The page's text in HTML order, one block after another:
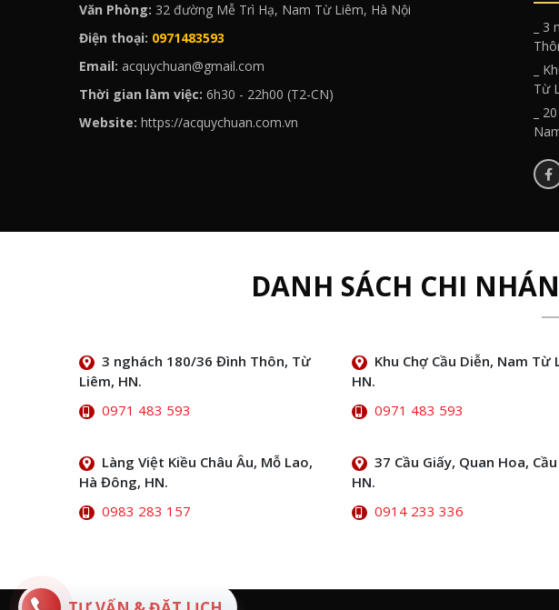
Văn Phòng: 32 đường Mễ Trì Hạ, Nam Từ Liêm, Hà Nội
Điện thoại: 0971483593
Email: acquychuan@gmail.com
Thời gian làm việc: 6h30 - 22h00 (T2-CN)
Website: https://acquychuan.com.vn
_
_
Từ
_
DANH SÁCH CHI
3 nghách 180/36 Đình Thôn, Từ
Liêm, HN.
0971 483 593
Khu Chợ Cầu Diễn, Nam Từ
HN.
0971 483 593
Làng Việt Kiều Châu Âu, Mỗ Lao,
Hà Đông, HN.
0983 283 157
37 Cầu Giấy, Quan Hoa,
HN.
0914 233 336